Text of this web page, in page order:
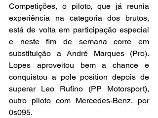
Competições, o piloto, que já reunia
experiência na categoria dos brutos,
está de volta em participação especial
e neste fim de semana corre em
substituição a André Marques (Pro).
Lopes aproveitou bem a chance e
conquistou a pole position depois de
superar Leo Rufino (PP Motorsport),
outro piloto com Mercedes-Benz, por
0s095.